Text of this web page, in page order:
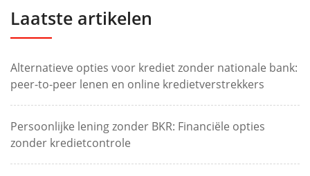
Laatste artikelen
Alternatieve opties voor krediet zonder nationale bank:
peer-to-peer lenen en online kredietverstrekkers
Persoonlijke lening zonder BKR: Financiële opties
zonder kredietcontrole